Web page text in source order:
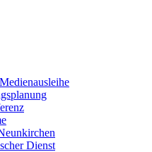
Dienst